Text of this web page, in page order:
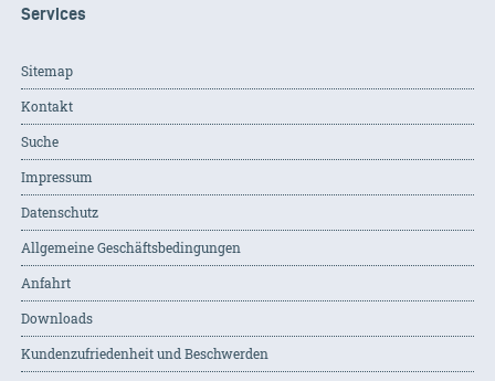
Services
Sitemap
Kontakt
Suche
Impressum
Datenschutz
Allgemeine Geschäftsbedingungen
Anfahrt
Downloads
Kundenzufriedenheit und Beschwerden